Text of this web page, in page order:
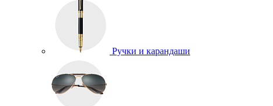
Ручки и карандаши